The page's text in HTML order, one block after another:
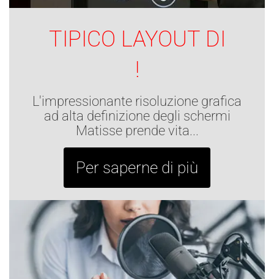
TIPICO LAYOUT DI
!
L'impressionante risoluzione grafica
ad alta definizione degli schermi
Matisse prende vita...
Per saperne di più